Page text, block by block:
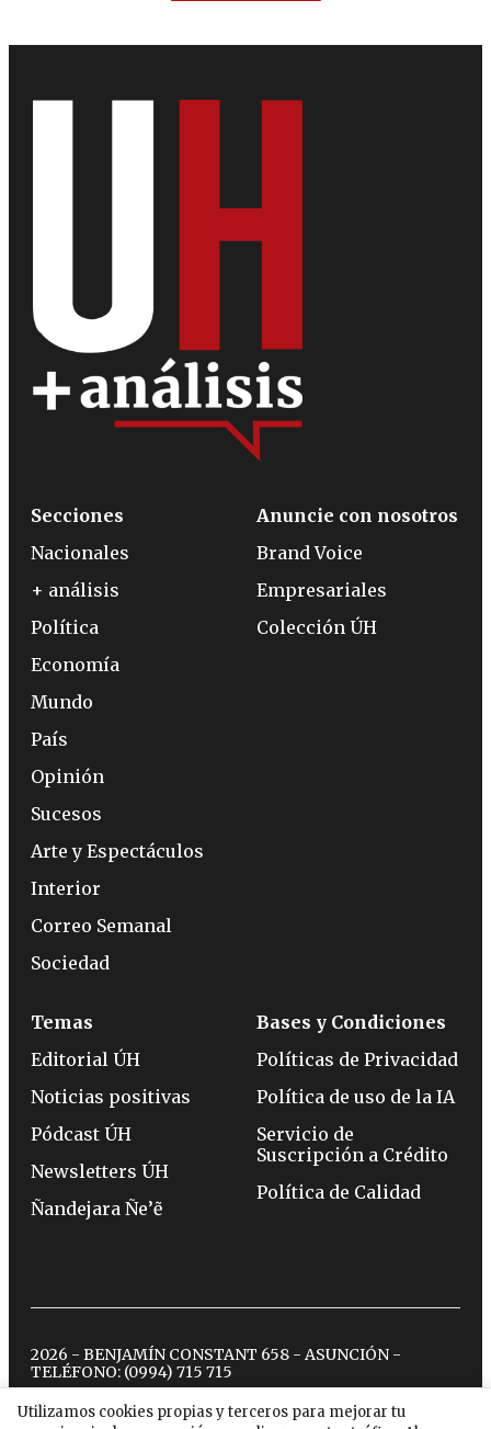
Utilizamos cookies propias y terceros para mejorar tu
Secciones
Nacionales
+ análisis
Política
Economía
Mundo
País
Opinión
Sucesos
Arte y Espectáculos
Interior
Correo Semanal
Sociedad
Anuncie con nosotros
Brand Voice
Empresariales
Colección ÚH
Temas
Editorial ÚH
Noticias positivas
Pódcast ÚH
Newsletters ÚH
Ñandejara Ñe’ẽ
Bases y Condiciones
Políticas de Privacidad
Política de uso de la IA
Servicio de
Suscripción a Crédito
Política de Calidad
2026 - BENJAMÍN CONSTANT 658 - ASUNCIÓN -
TELÉFONO: (0994) 715 715